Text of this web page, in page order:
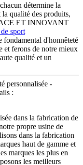
détermine la
qualité des produits,
ET INNOVANT
sport
d'honnêteté
et ferons de notre mieux
qualité et un
personnalisée -
:
dans la fabrication de
propre usine de
dans la fabrication
haut de gamme et
marques les plus en
les meilleurs